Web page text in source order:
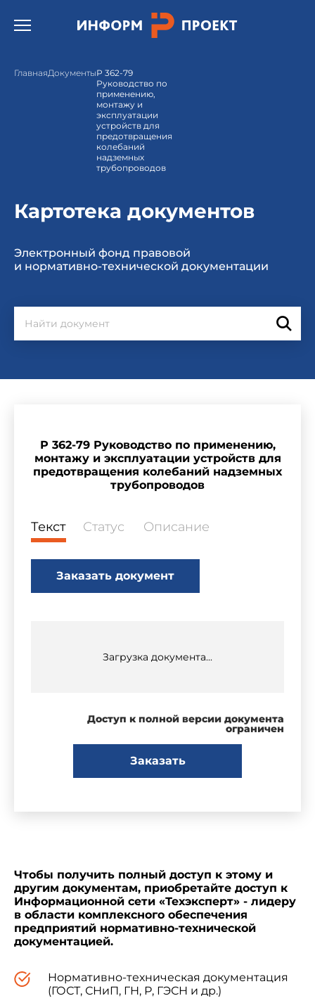
Открыть бургер меню.
ГлавнаяДокументыР 362-79
Руководство по
применению,
монтажу и
эксплуатации
устройств для
предотвращения
колебаний
надземных
трубопроводов
Картотека документов
Электронный фонд правовой
и нормативно-технической документации
Р 362-79 Руководство по применению,
монтажу и эксплуатации устройств для
предотвращения колебаний надземных
трубопроводов
Текст Статус Описание
Заказать документ
Загрузка документа...
Доступ к полной версии документа
ограничен
Заказать
Чтобы получить полный доступ к этому и
другим документам, приобретайте доступ к
Информационной сети «Техэксперт» - лидеру
в области комплексного обеспечения
предприятий нормативно-технической
документацией.
Нормативно-техническая документация
(ГОСТ, СНиП, ГН, Р, ГЭСН и др.)